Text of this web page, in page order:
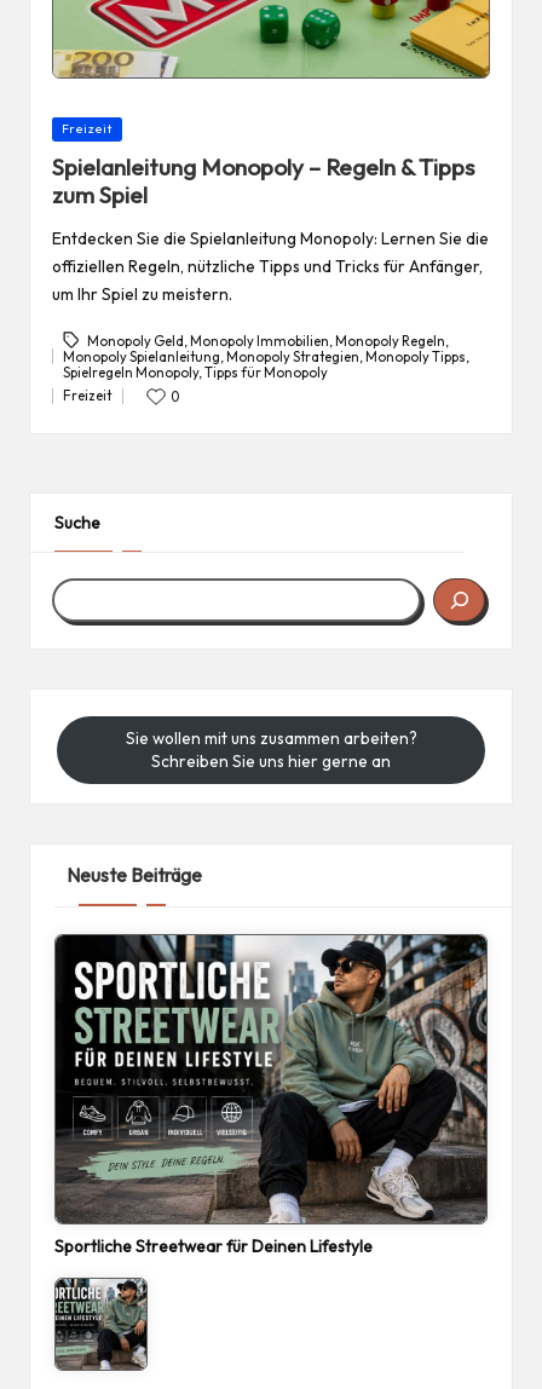
Posted
Freizeit
Spielanleitung Monopoly – Regeln & Tipps
zum Spiel
Entdecken Sie die Spielanleitung Monopoly: Lernen Sie die
offiziellen Regeln, nützliche Tipps und Tricks für Anfänger,
um Ihr Spiel zu meistern.
Tags:
Monopoly Geld Monopoly Immobilien Monopoly Regeln
Monopoly Spielanleitung Monopoly Strategien Monopoly Tipps
Spielregeln Monopoly, Tipps für Monopoly
Posted
Freizeit 0
Suche
Sie wollen mit uns zusammen arbeiten?
Schreiben Sie uns hier gerne an
Neuste Beiträge
Sportliche Streetwear für Deinen Lifestyle